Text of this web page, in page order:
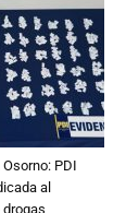
PDI
al